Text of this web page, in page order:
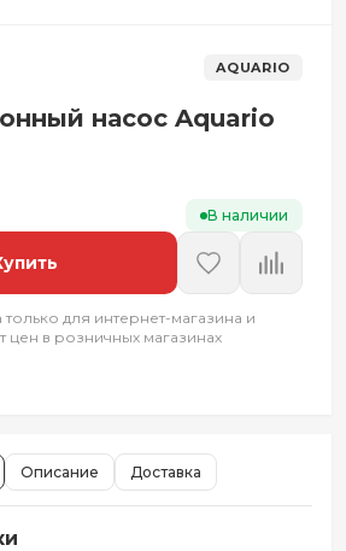
AQUARIO
насос Aquario
В наличии
только для интернет-магазина и
цен в розничных магазинах
Описание Доставка